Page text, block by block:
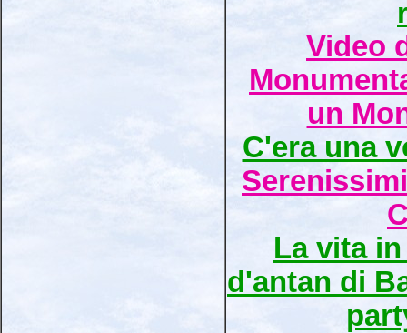
Video
un
C'era una
La vita
d'antan di